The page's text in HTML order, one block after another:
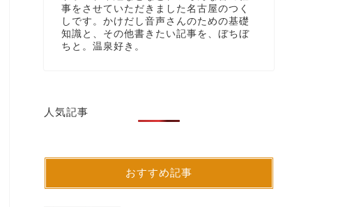
事をさせていただきました名古屋のつく
しです。かけだし音声さんのための基礎
知識と、その他書きたい記事を、ぼちぼ
ちと。温泉好き。
人気記事
おすすめ記事